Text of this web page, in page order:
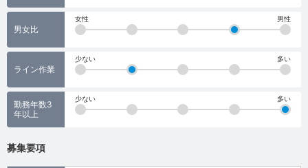
男女比
女性 男性
ライン作業
少ない 多い
勤務年数3
年以上
少ない 多い
募集要項